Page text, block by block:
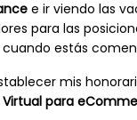
e ir viendo las
para las
estás
mis
para